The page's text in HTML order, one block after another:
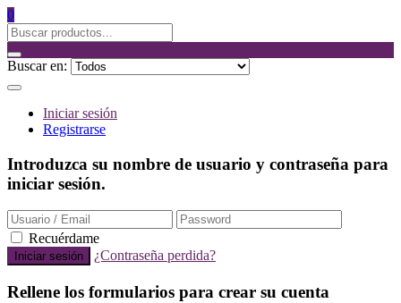
0
Buscar en:
Iniciar sesión
Registrarse
Introduzca su nombre de usuario y contraseña para
iniciar sesión.
Recuérdame
¿Contraseña perdida?
Rellene los formularios para crear su cuenta